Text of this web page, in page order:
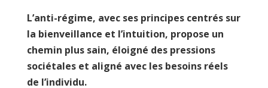
L’anti-régime, avec ses principes centrés sur
la bienveillance et l’intuition, propose un
chemin plus sain, éloigné des pressions
sociétales et aligné avec les besoins réels
de l’individu.